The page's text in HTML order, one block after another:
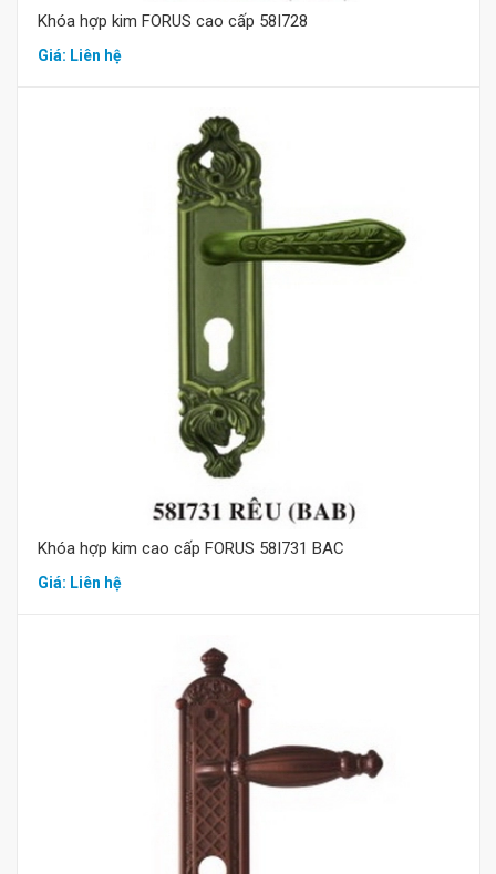
Khóa hợp kim FORUS cao cấp 58I728
Giá: Liên hệ
Mua hàng
Khóa hợp kim cao cấp FORUS 58I731 BAC
Giá: Liên hệ
Mua hàng